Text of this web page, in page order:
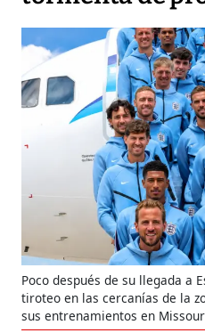
Poco después de su llegada a
tiroteo en las cercanías de la
sus entrenamientos en